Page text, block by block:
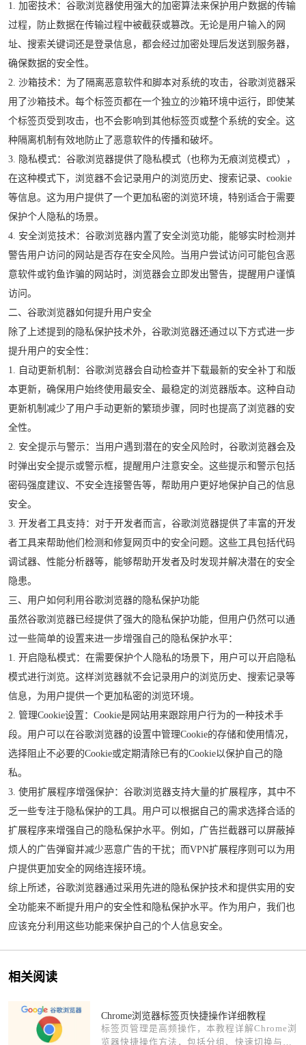
1. 加密技术：谷歌浏览器使用强大的加密算法来保护用户数据的传输
过程，防止数据在传输过程中被截获或篡改。无论是用户输入的网
址、搜索关键词还是登录信息，都会经过加密处理后发送到服务器，
确保数据的安全性。
2. 沙箱技术：为了隔离恶意软件和脚本对系统的攻击，谷歌浏览器采
用了沙箱技术。每个标签页都在一个独立的沙箱环境中运行，即使某
个标签页受到攻击，也不会影响到其他标签页或整个系统的安全。这
种隔离机制有效地防止了恶意软件的传播和破坏。
3. 隐私模式：谷歌浏览器提供了隐私模式（也称为无痕浏览模式），
在这种模式下，浏览器不会记录用户的浏览历史、搜索记录、cookie
等信息。这为用户提供了一个更加私密的浏览环境，特别适合于需要
保护个人隐私的场景。
4. 安全浏览技术：谷歌浏览器内置了安全浏览功能，能够实时检测并
警告用户访问的网站是否存在安全风险。当用户尝试访问可能包含恶
意软件或钓鱼诈骗的网站时，浏览器会立即发出警告，提醒用户谨慎
访问。
二、谷歌浏览器如何提升用户安全
除了上述提到的隐私保护技术外，谷歌浏览器还通过以下方式进一步
提升用户的安全性：
1. 自动更新机制：谷歌浏览器会自动检查并下载最新的安全补丁和版
本更新，确保用户始终使用最安全、最稳定的浏览器版本。这种自动
更新机制减少了用户手动更新的繁琐步骤，同时也提高了浏览器的安
全性。
2. 安全提示与警示：当用户遇到潜在的安全风险时，谷歌浏览器会及
时弹出安全提示或警示框，提醒用户注意安全。这些提示和警示包括
密码强度建议、不安全连接警告等，帮助用户更好地保护自己的信息
安全。
3. 开发者工具支持：对于开发者而言，谷歌浏览器提供了丰富的开发
者工具来帮助他们检测和修复网页中的安全问题。这些工具包括代码
调试器、性能分析器等，能够帮助开发者及时发现并解决潜在的安全
隐患。
三、用户如何利用谷歌浏览器的隐私保护功能
虽然谷歌浏览器已经提供了强大的隐私保护功能，但用户仍然可以通
过一些简单的设置来进一步增强自己的隐私保护水平：
1. 开启隐私模式：在需要保护个人隐私的场景下，用户可以开启隐私
模式进行浏览。这样浏览器就不会记录用户的浏览历史、搜索记录等
信息，为用户提供一个更加私密的浏览环境。
2. 管理Cookie设置：Cookie是网站用来跟踪用户行为的一种技术手
段。用户可以在谷歌浏览器的设置中管理Cookie的存储和使用情况，
选择阻止不必要的Cookie或定期清除已有的Cookie以保护自己的隐
私。
3. 使用扩展程序增强保护：谷歌浏览器支持大量的扩展程序，其中不
乏一些专注于隐私保护的工具。用户可以根据自己的需求选择合适的
扩展程序来增强自己的隐私保护水平。例如，广告拦截器可以屏蔽掉
烦人的广告弹窗并减少恶意广告的干扰；而VPN扩展程序则可以为用
户提供更加安全的网络连接环境。
综上所述，谷歌浏览器通过采用先进的隐私保护技术和提供实用的安
全功能来不断提升用户的安全性和隐私保护水平。作为用户，我们也
应该充分利用这些功能来保护自己的个人信息安全。
相关阅读
Chrome浏览器标签页快捷操作详细教程
标签页管理是高频操作，本教程详解Chrome浏
览器快捷操作方法，包括分组、快速切换与恢